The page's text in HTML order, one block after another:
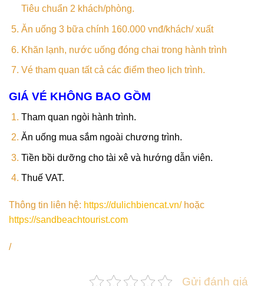
Tiêu chuẩn 2 khách/phòng.
Ăn uống 3 bữa chính 160.000 vnđ/khách/ xuất
Khăn lạnh, nước uống đóng chai trong hành trình
Vé tham quan tất cả các điểm theo lịch trình.
GIÁ VÉ KHÔNG BAO GỒM
Tham quan ngòi hành trình.
Ăn uống mua sắm ngoài chương trình.
Tiền bồi dưỡng cho tài xê và hướng dẫn viên.
Thuế VAT.
Thông tin liên hệ: https://dulichbiencat.vn/hoặc
https://sandbeachtourist.com
/
Gửi đánh giá